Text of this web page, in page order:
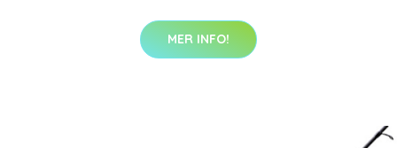
MER INFO!